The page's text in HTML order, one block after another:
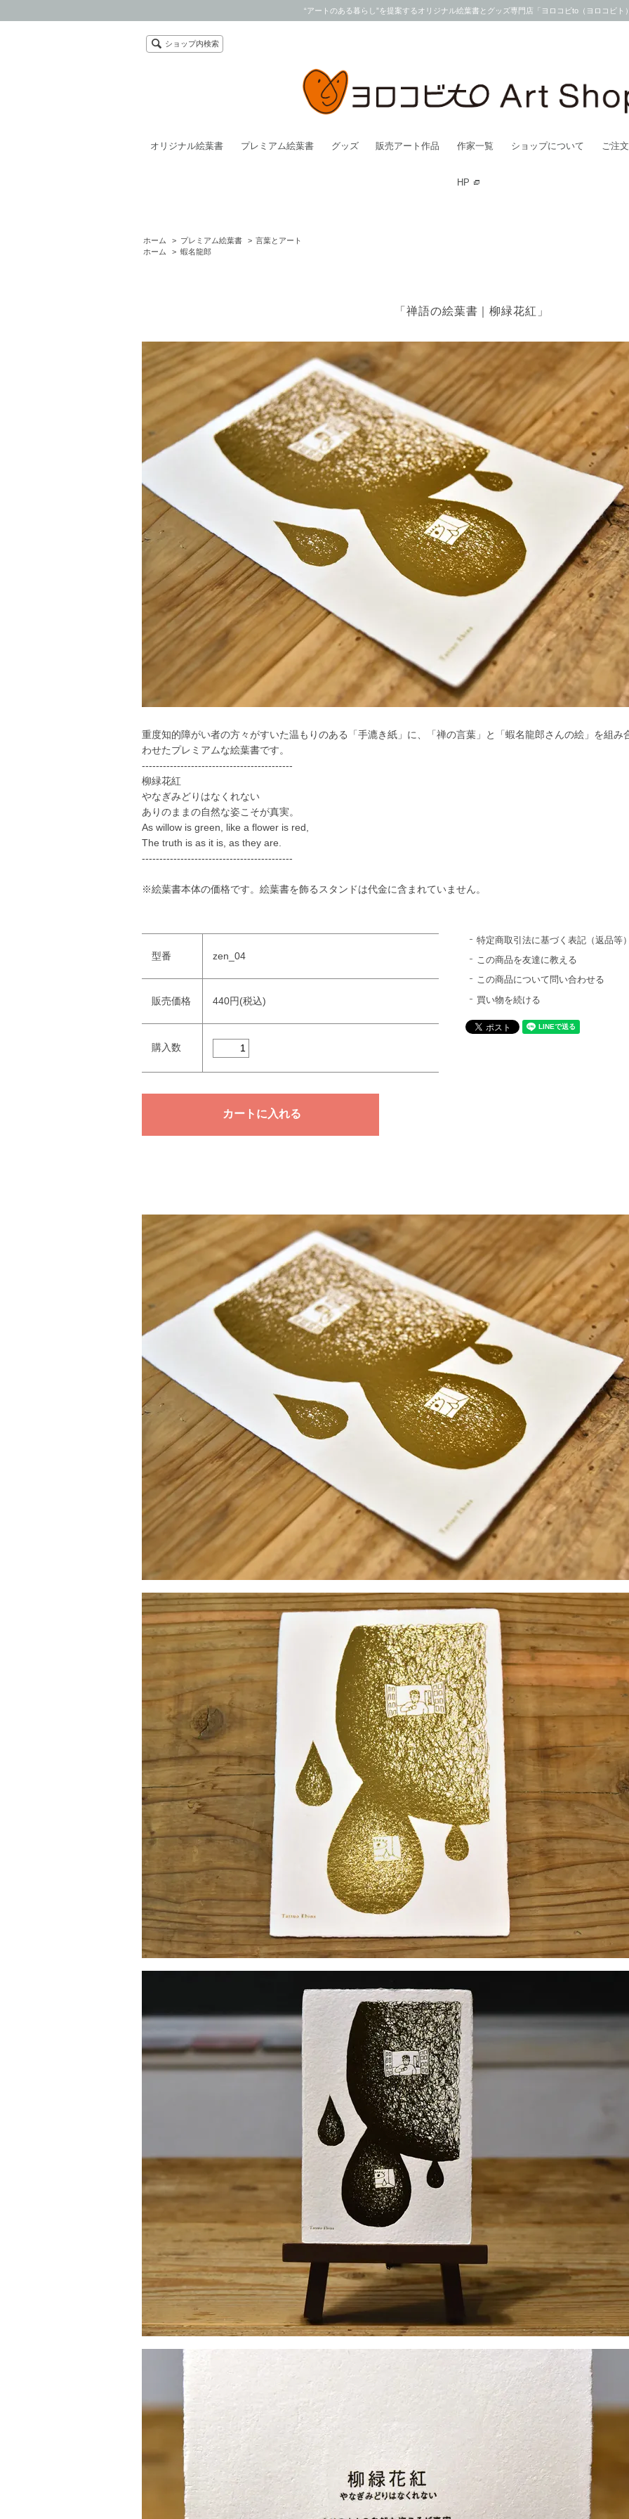
“アートのある暮らし”を提案するオリジナル絵葉書とグッズ専門店「ヨロコビto（ヨロコビト
ショップ内検索
オリジナル絵葉書 プレミアム絵葉書 グッズ 販売アート作品 作家一覧 ショップについて ご注
HP
ホーム > プレミアム絵葉書 > 言葉とアート
ホーム
> 蝦名龍郎
「禅語の絵葉書｜柳緑花紅」
重度知的障がい者の方々がすいた温もりのある「手漉き紙」に、「禅の言葉」と「蝦名龍郎さんの絵」を組み
わせたプレミアムな絵葉書です。
-------------------------------------------
柳緑花紅
やなぎみどりはなくれない
ありのままの自然な姿こそが真実。
As willow is green, like a flower is red,
The truth is as it is, as they are.
-------------------------------------------
※絵葉書本体の価格です。絵葉書を飾るスタンドは代金に含まれていません。
型番 zen_04
販売価格 440円(税込)
購入数
特定商取引法に基づく表記（返品等
この商品を友達に教える
この商品について問い合わせる
買い物を続ける